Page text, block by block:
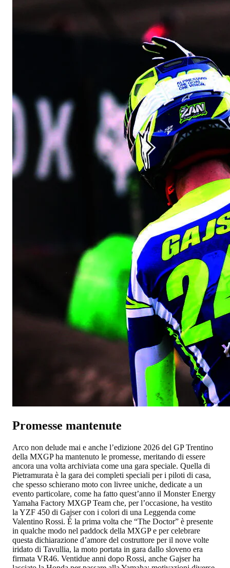
Promesse mantenute
Arco non delude mai e anche l’edizione 2026 del GP Trentino
della MXGP ha mantenuto le promesse, meritando di essere
ancora una volta archiviata come una gara speciale. Quella di
Pietramurata è la gara dei completi speciali per i piloti di casa,
che spesso schierano moto con livree uniche, dedicate a un
evento particolare, come ha fatto quest’anno il Monster Energy
Yamaha Factory MXGP Team che, per l’occasione, ha vestito
la YZF 450 di Gajser con i colori di una Leggenda come
Valentino Rossi. È la prima volta che “The Doctor” è presente
in qualche modo nel paddock della MXGP e per celebrare
questa dichiarazione d’amore del costruttore per il nove volte
iridato di Tavullia, la moto portata in gara dallo sloveno era
firmata VR46. Ventidue anni dopo Rossi, anche Gajser ha